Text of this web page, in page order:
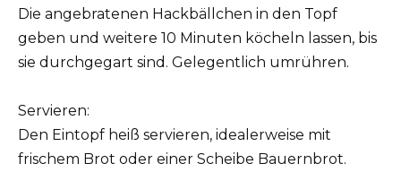
Die angebratenen Hackbällchen in den Topf
geben und weitere 10 Minuten köcheln lassen, bis
sie durchgegart sind. Gelegentlich umrühren.
Servieren:
Den Eintopf heiß servieren, idealerweise mit
frischem Brot oder einer Scheibe Bauernbrot.